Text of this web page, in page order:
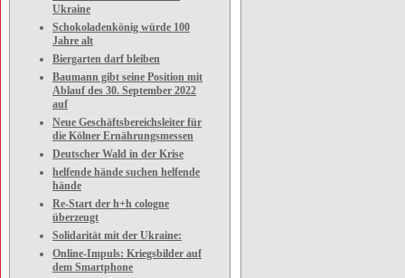
Ukraine
Schokoladenkönig würde 100
Jahre alt
Biergarten darf bleiben
Baumann gibt seine Position mit
Ablauf des 30. September 2022
auf
Neue Geschäftsbereichsleiter für
die Kölner Ernährungsmessen
Deutscher Wald in der Krise
helfende hände suchen helfende
hände
Re-Start der h+h cologne
überzeugt
Solidarität mit der Ukraine:
Online-Impuls: Kriegsbilder auf
dem Smartphone